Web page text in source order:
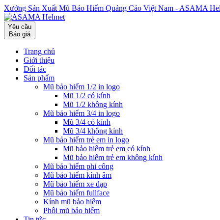
Xưởng Sản Xuất Mũ Bảo Hiểm Quảng Cáo Việt Nam - ASAMA
Yêu cầu
Báo giá
Trang chủ
Giới thiệu
Đối tác
Sản phẩm
Mũ bảo hiểm 1/2 in logo
Mũ 1/2 có kính
Mũ 1/2 không kính
Mũ bảo hiểm 3/4 in logo
Mũ 3/4 có kính
Mũ 3/4 không kính
Mũ bảo hiểm trẻ em in logo
Mũ bảo hiểm trẻ em có kính
Mũ bảo hiểm trẻ em không kính
Mũ bảo hiểm phi công
Mũ bảo hiểm kính âm
Mũ bảo hiểm xe đạp
Mũ bảo hiểm fullface
Kính mũ bảo hiểm
Phôi mũ bảo hiểm